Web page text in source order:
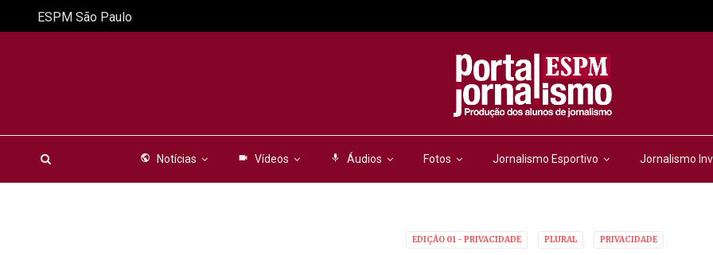
public Notícias videocam Vídeos mic Áudios Fotos Jornalismo Esportivo Jornalismo
ESPM São Paulo
EDIÇÃO 01 - PRIVACIDADE PLURAL PRIVACIDADE